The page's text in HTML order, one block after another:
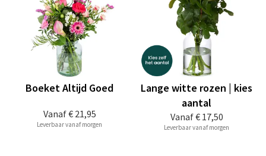
Vanaf€ 21,95
Boeket Altijd Goed
Leverbaar vanaf morgen
Vanaf€ 17,50
Lange witte rozen | kies
aantal
Leverbaar vanaf morgen